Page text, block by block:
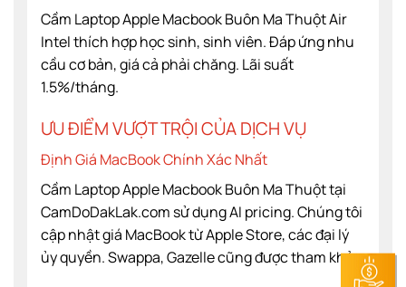
Cầm Laptop Apple Macbook Buôn Ma Thuột Air
Intel thích hợp học sinh, sinh viên. Đáp ứng nhu
cầu cơ bản, giá cả phải chăng. Lãi suất
1.5%/tháng.
ƯU ĐIỂM VƯỢT TRỘI CỦA DỊCH VỤ
Định Giá MacBook Chính Xác Nhất
Cầm Laptop Apple Macbook Buôn Ma Thuột tại
CamDoDakLak.com sử dụng AI pricing. Chúng tôi
cập nhật giá MacBook từ Apple Store, các đại lý
ủy quyền. Swappa, Gazelle cũng được tham khảo.